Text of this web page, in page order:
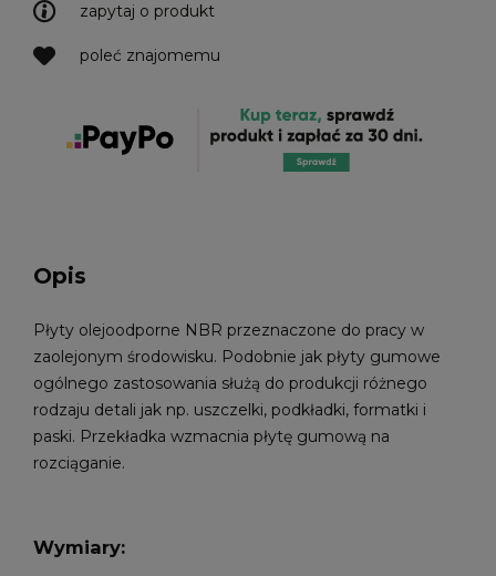
zapytaj o produkt
poleć znajomemu
Opis
Płyty olejoodporne NBR przeznaczone do pracy w
zaolejonym środowisku. Podobnie jak płyty gumowe
ogólnego zastosowania służą do produkcji różnego
rodzaju detali jak np. uszczelki, podkładki, formatki i
paski. Przekładka wzmacnia płytę gumową na
rozciąganie.
Wymiary: